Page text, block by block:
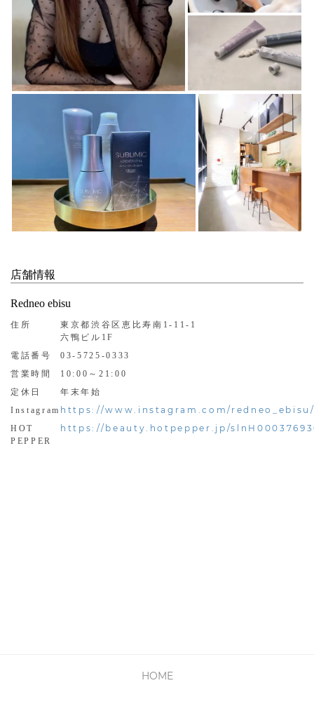
店舗情報
Redneo ebisu
住所
東京都渋谷区恵比寿南1-11-1
六鴨ビル1F
電話番号
03-5725-0333
営業時間
10:00～21:00
定休日
年末年始
Instagram https://www.instagram.com/
HOT
PEPPER
https://beauty.hotpepper.jp/
HOME